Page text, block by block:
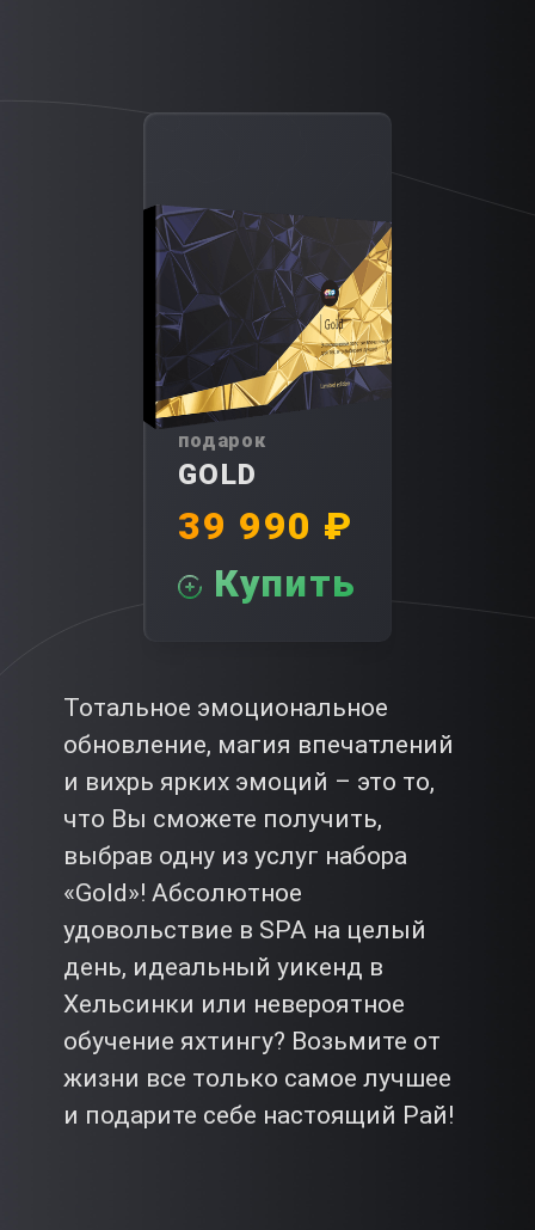
подарок
GOLD
39 990 ₽
Купить
Тотальное эмоциональное
обновление, магия впечатлений
и вихрь ярких эмоций – это то,
что Вы сможете получить,
выбрав одну из услуг набора
«Gold»! Абсолютное
удовольствие в SPA на целый
день, идеальный уикенд в
Хельсинки или невероятное
обучение яхтингу? Возьмите от
жизни все только самое лучшее
и подарите себе настоящий Рай!